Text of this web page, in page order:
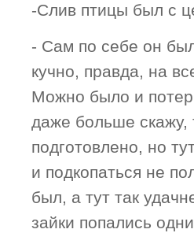
-Слив птицы был с
- Сам по себе он
кучно, правда, на
Можно было и
даже больше
подготовлено, но
и подкопаться не
был, а тут так
зайки попались